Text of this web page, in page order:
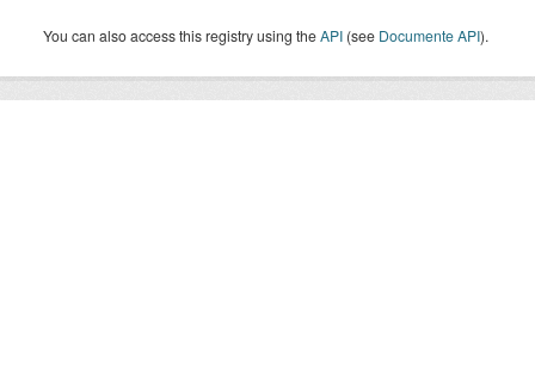
You can also access this registry using theAPI (see Documente API).